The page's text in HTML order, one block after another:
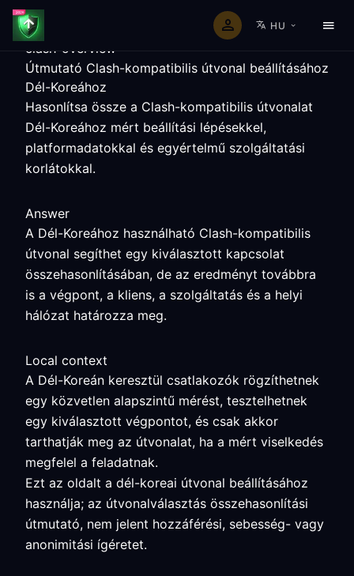
HU
clash-overview
Útmutató Clash-kompatibilis útvonal beállításához
Dél-Koreához
Hasonlítsa össze a Clash-kompatibilis útvonalat
Dél-Koreához mért beállítási lépésekkel,
platformadatokkal és egyértelmű szolgáltatási
korlátokkal.
Answer
A Dél-Koreához használható Clash-kompatibilis
útvonal segíthet egy kiválasztott kapcsolat
összehasonlításában, de az eredményt továbbra
is a végpont, a kliens, a szolgáltatás és a helyi
hálózat határozza meg.
Local context
A Dél-Koreán keresztül csatlakozók rögzíthetnek
egy közvetlen alapszintű mérést, tesztelhetnek
egy kiválasztott végpontot, és csak akkor
tarthatják meg az útvonalat, ha a mért viselkedés
megfelel a feladatnak.
Ezt az oldalt a dél-koreai útvonal beállításához
használja; az útvonalválasztás összehasonlítási
útmutató, nem jelent hozzáférési, sebesség- vagy
anonimitási ígéretet.